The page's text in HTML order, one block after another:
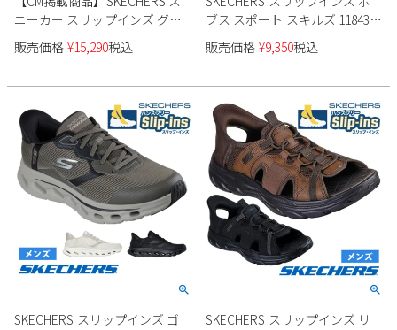
ニーカー スリップインズ グラ
イドステップ プロ 232930 メン
ズ
販売価格 ¥15,290税込
ブス スポート スキルズ 118431
メンズ
販売価格 ¥9,350税込
SKECHERS スリップインズ ゴ
SKECHERS スリップインズ リ